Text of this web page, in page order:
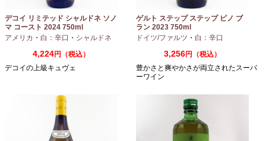
デコイ リミテッド シャルドネ ソノ
マ コースト 2024 750ml
アメリカ ・ 白：辛口 ・ シャルドネ
4,224円（税込）
デコイの上級キュヴェ
ゲルト ステップ ステップ ピノ ブ
ラン 2023 750ml
ドイツ/ファルツ ・ 白：辛口
3,256円（税込）
豊かさと爽やかさが両立されたスーパ
ーワイン